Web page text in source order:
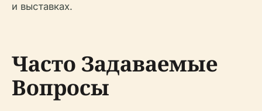
и выставках.
Часто Задаваемые
Вопросы